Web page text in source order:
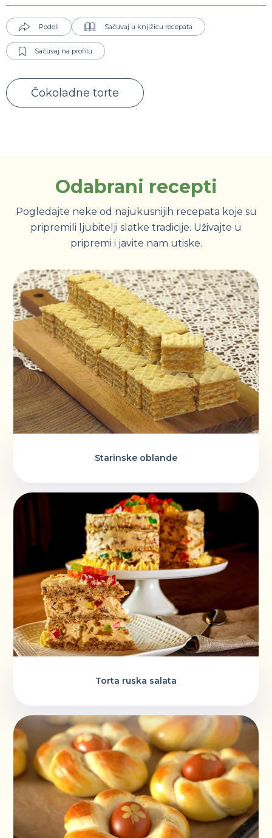
Podeli Sačuvaj u knjižicu recepata
Sačuvaj na profilu
Čokoladne torte
Odabrani recepti
Pogledajte neke od najukusnijih recepata koje su
pripremili ljubitelji slatke tradicije. Uživajte u
pripremi i javite nam utiske.
Starinske oblande
Torta ruska salata